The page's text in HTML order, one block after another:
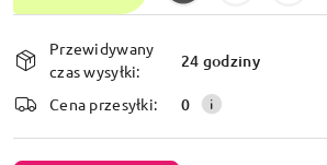
i
dostawa
Przewidywany
czas wysyłki:
24 godziny
Cena przesyłki: 0